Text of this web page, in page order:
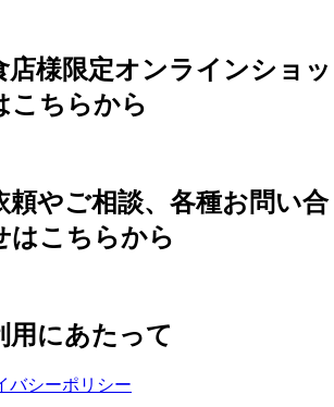
店様限定オンラインショッ
こちらから
頼やご相談、各種お問い合
はこちらから
用にあたって
バシーポリシー